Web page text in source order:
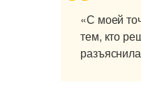
«С моей
тем, кто